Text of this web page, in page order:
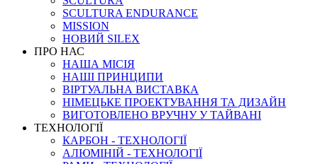
SCULTURA ENDURANCE
MISSION
НОВИЙ SILEX
ПРО НАС
НАША МICIЯ
НАШI ПРИНЦИПИ
ВIРТУАЛЬНА ВИСТАВКА
НІМЕЦЬКЕ ПРОЕКТУВАННЯ ТА ДИЗАЙН
ВИГОТОВЛЕНО ВРУЧНУ У ТАЙВАНІ
ТЕХНОЛОГІЇ
КАРБОН - ТЕХНОЛОГІЇ
АЛЮМІНІЙ - ТЕХНОЛОГІЇ